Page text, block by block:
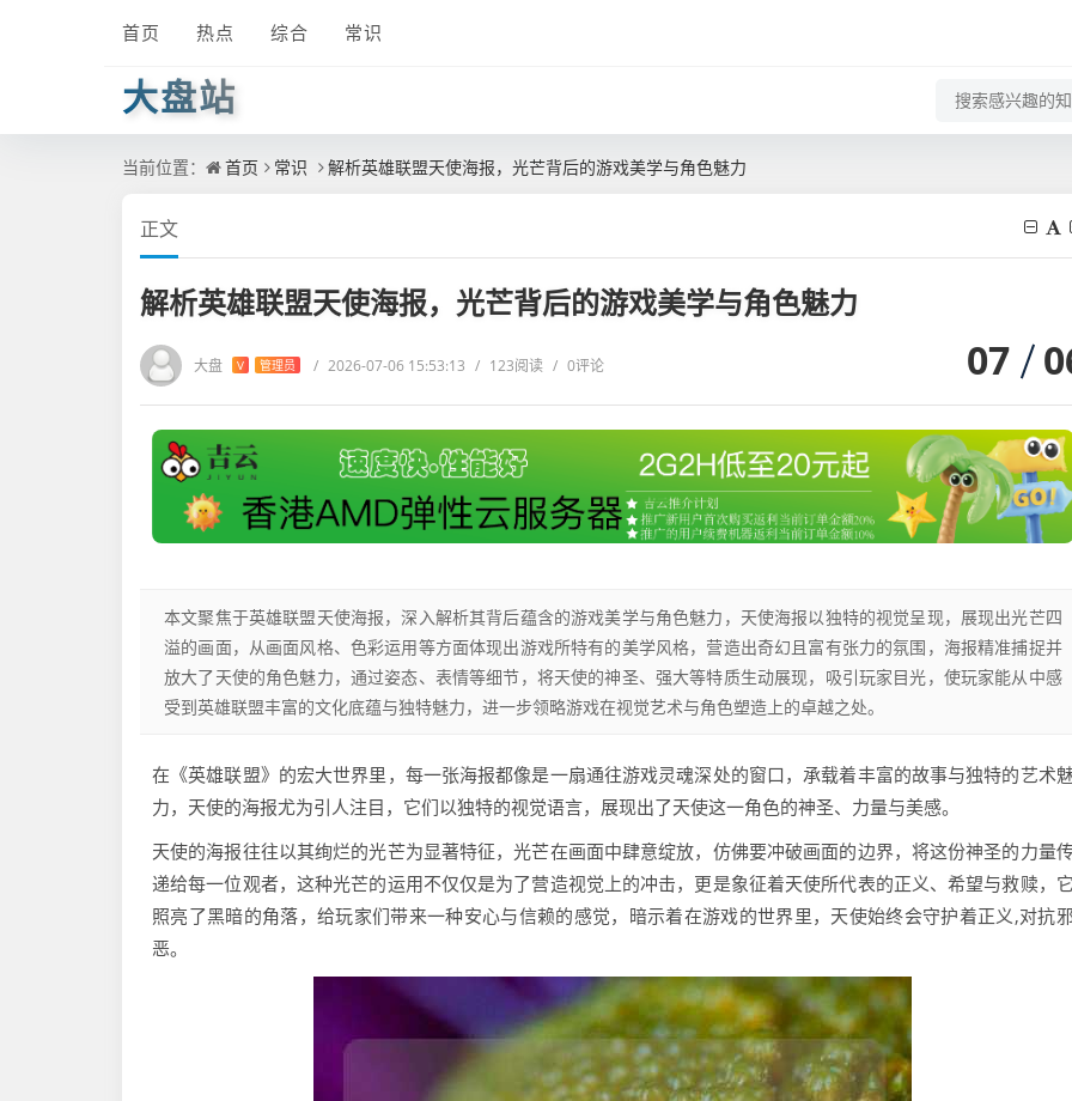
首页 热点 综合 常识
大盘站
当前位置： 首页 常识 解析英雄联盟天使海报，光芒背后的游戏美学与角色魅力
正文
解析英雄联盟天使海报，光芒背后的游戏美学与角色魅力
大盘 V 管理员 / 2026-07-06 15:53:13 / 123阅读 / 0评论 07
本文聚焦于英雄联盟天使海报，深入解析其背后蕴含的游戏美学与角色魅力，天使海报以独特的视觉呈现，展现出光芒四
溢的画面，从画面风格、色彩运用等方面体现出游戏所特有的美学风格，营造出奇幻且富有张力的氛围，海报精准捕捉并
放大了天使的角色魅力，通过姿态、表情等细节，将天使的神圣、强大等特质生动展现，吸引玩家目光，使玩家能从中感
受到英雄联盟丰富的文化底蕴与独特魅力，进一步领略游戏在视觉艺术与角色塑造上的卓越之处。
在《英雄联盟》的宏大世界里，每一张海报都像是一扇通往游戏灵魂深处的窗口，承载着丰富的故事与独特的艺术
力，天使的海报尤为引人注目，它们以独特的视觉语言，展现出了天使这一角色的神圣、力量与美感。
天使的海报往往以其绚烂的光芒为显著特征，光芒在画面中肆意绽放，仿佛要冲破画面的边界，将这份神圣的力量
递给每一位观者，这种光芒的运用不仅仅是为了营造视觉上的冲击，更是象征着天使所代表的正义、希望与救赎，它
照亮了黑暗的角落，给玩家们带来一种安心与信赖的感觉，暗示着在游戏的世界里，天使始终会守护着正义,对抗
恶。